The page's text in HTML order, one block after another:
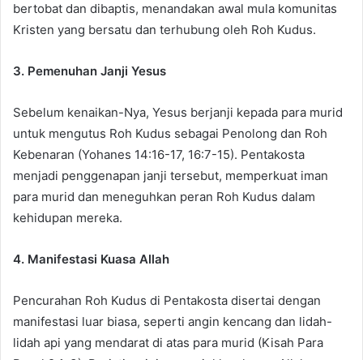
bertobat dan dibaptis, menandakan awal mula komunitas
Kristen yang bersatu dan terhubung oleh Roh Kudus.
3. Pemenuhan Janji Yesus
Sebelum kenaikan-Nya, Yesus berjanji kepada para murid
untuk mengutus Roh Kudus sebagai Penolong dan Roh
Kebenaran (Yohanes 14:16-17, 16:7-15). Pentakosta
menjadi penggenapan janji tersebut, memperkuat iman
para murid dan meneguhkan peran Roh Kudus dalam
kehidupan mereka.
4. Manifestasi Kuasa Allah
Pencurahan Roh Kudus di Pentakosta disertai dengan
manifestasi luar biasa, seperti angin kencang dan lidah-
lidah api yang mendarat di atas para murid (Kisah Para